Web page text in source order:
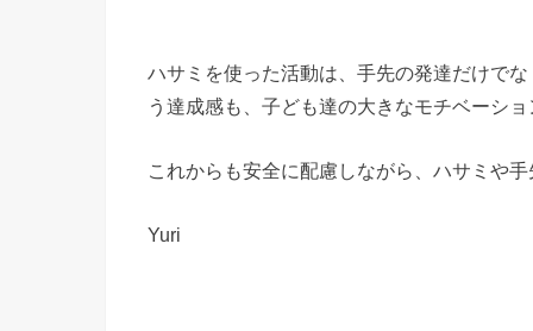
ハサミを使った活動は、手先の発達だけで
う達成感も、子ども達の大きなモチベーシ
これからも安全に配慮しながら、ハサミや
Yuri